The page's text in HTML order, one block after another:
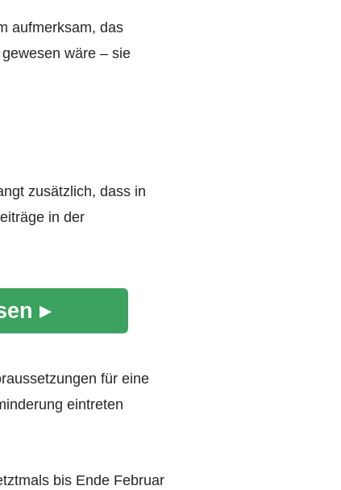
aufmerksam, das
wäre – sie
zusätzlich, dass in
in der
▸
für eine
eintreten
bis Ende Februar